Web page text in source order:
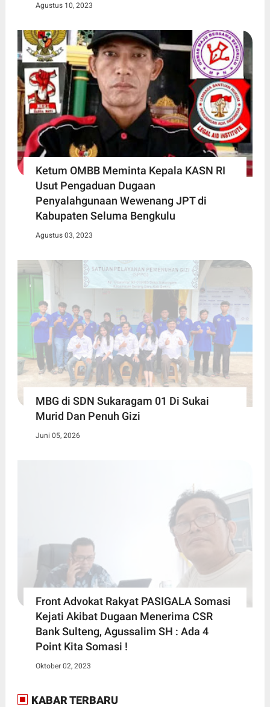
Agustus 10, 2023
Ketum OMBB Meminta Kepala KASN RI
Usut Pengaduan Dugaan
Penyalahgunaan Wewenang JPT di
Kabupaten Seluma Bengkulu
Agustus 03, 2023
MBG di SDN Sukaragam 01 Di Sukai
Murid Dan Penuh Gizi
Juni 05, 2026
Front Advokat Rakyat PASIGALA Somasi
Kejati Akibat Dugaan Menerima CSR
Bank Sulteng, Agussalim SH : Ada 4
Point Kita Somasi !
Oktober 02, 2023
KABAR TERBARU